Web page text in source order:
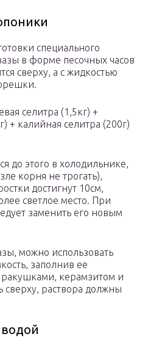
специального
в форме песочных часов
сверху, а с жидкостью
селитра (1,5кг) +
+ калийная селитра (200г)
до этого в холодильнике,
корня не трогать),
достигнут 10см,
светлое место. При
заменить его новым
можно использовать
заполнив ее
керамзитом и
сверху, раствора должны